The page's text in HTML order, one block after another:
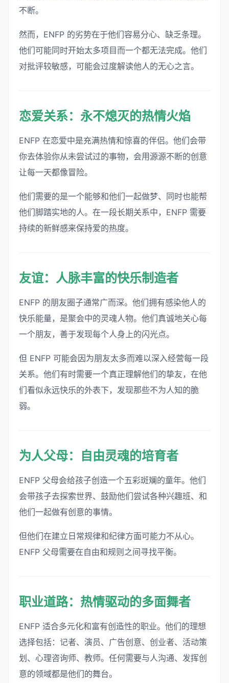
不断。
然而，ENFP 的劣势在于他们容易分心、缺乏条理。
他们可能同时开始太多项目而一个都无法完成。他们
对批评较敏感，可能会过度解读他人的无心之言。
恋爱关系：永不熄灭的热情火焰
ENFP 在恋爱中是充满热情和惊喜的伴侣。他们会带
你去体验你从未尝试过的事物，会用源源不断的创意
让每一天都像冒险。
他们需要的是一个能够和他们一起做梦、同时也能帮
他们脚踏实地的人。在一段长期关系中，ENFP 需要
持续的新鲜感来保持爱的热度。
友谊：人脉丰富的快乐制造者
ENFP 的朋友圈子通常广而深。他们拥有感染他人的
快乐能量，是聚会中的灵魂人物。他们真诚地关心每
一个朋友，善于发现每个人身上的闪光点。
但 ENFP 可能会因为朋友太多而难以深入经营每一段
关系。他们有时需要一个真正理解他们的挚友，在他
们看似永远快乐的外表下，发现那些不为人知的脆
弱。
为人父母：自由灵魂的培育者
ENFP 父母会给孩子创造一个五彩斑斓的童年。他们
会带孩子去探索世界、鼓励他们尝试各种兴趣班、和
他们一起做有创意的事情。
但他们在建立日常规律和纪律方面可能力不从心。
ENFP 父母需要在自由和规则之间寻找平衡。
职业道路：热情驱动的多面舞者
ENFP 适合多元化和富有创造性的职业。他们的理想
选择包括：记者、演员、广告创意、创业者、活动策
划、心理咨询师、教师。任何需要与人沟通、发挥创
意的领域都是他们的舞台。